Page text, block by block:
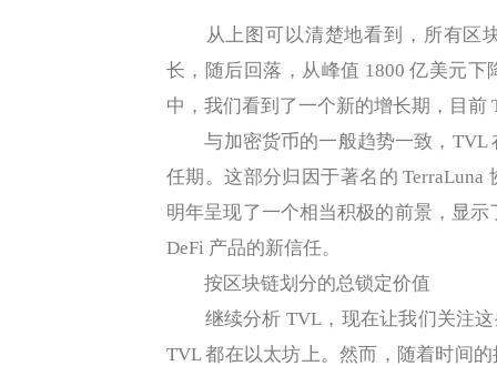
从上图可以清楚地看到，所有区块
长，随后回落，从峰值 1800 亿美元
中，我们看到了一个新的增长期，目前
与加密货币的一般趋势一致，TVL
任期。这部分归因于著名的
明年呈现了一个相当积极的前景，显
DeFi 产品的新信任。
按区块链划分的总锁定价值
继续分析 TVL，现在让我们关注这
TVL 都在以太坊上。然而，随着时间